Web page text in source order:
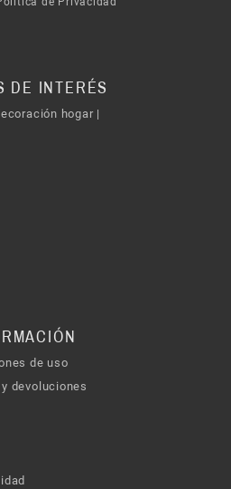
DE INTERÉS
hogar |
de uso
devoluciones